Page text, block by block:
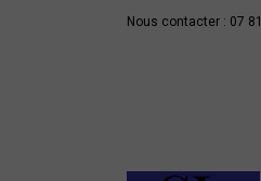
Nous contacter : 07